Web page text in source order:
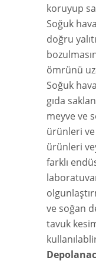
koruyup
Soğuk
doğru
ömrünü
Soğuk
gıda
meyve ve
ürünleri ve
ürünleri
farklı
ve soğan
tavuk